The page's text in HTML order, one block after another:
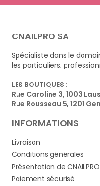
CNAILPRO SA
Spécialiste dans le
les particuliers,
LES BOUTIQUES :
Rue Caroline 3, 1003
Rue Rousseau 5, 1201
INFORMATIONS
Livraison
Conditions générales
Présentation de CNAILPRO
Paiement sécurisé